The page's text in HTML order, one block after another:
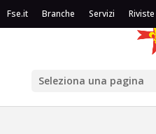
Fse.it Branche Servizi Riviste
Seleziona una pagina